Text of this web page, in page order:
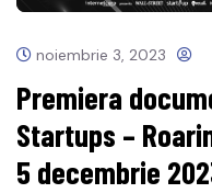
noiembrie 3, 2023
Premiera
Startups –
5 decembrie